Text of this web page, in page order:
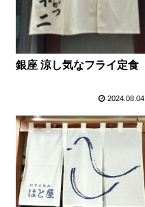
銀座 涼し気なフライ定食
2024.08.04